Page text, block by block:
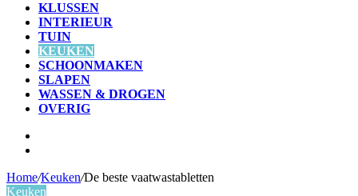
KLUSSEN
INTERIEUR
TUIN
KEUKEN
SCHOONMAKEN
SLAPEN
WASSEN & DROGEN
OVERIG
Home/Keuken/De beste vaatwastabletten
Keuken